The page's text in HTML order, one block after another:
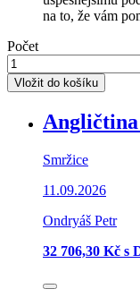
na to, že vám
Počet
Vložit do košíku
Smržice
11.09.2026
Ondryáš Petr
32 706,30 Kč s